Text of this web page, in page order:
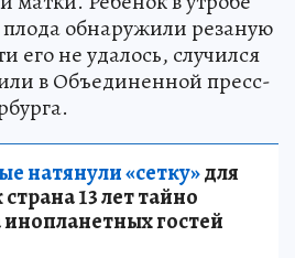
обнаружили резаную
его не удалось, случился
в Объединенной пресс-
натянули «сетку»для
13 лет тайно
инопланетных гостей